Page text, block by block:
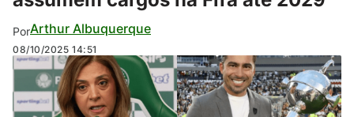
PorArthur Albuquerque
08/10/2025 14:51